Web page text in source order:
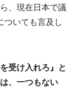
、現在日本で議
ついても言及し
受け入れろ』と
、一つもない